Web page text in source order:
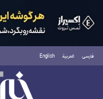
فارسی العربية English
شنبه ۱۷ مرداد ۱۴۰۵